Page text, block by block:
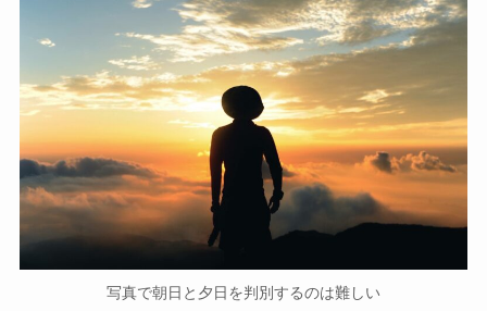
写真で朝日と夕日を判別するのは難しい